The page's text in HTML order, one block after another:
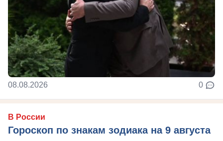
08.08.2026 0
В России
Гороскоп по знакам зодиака на 9 августа